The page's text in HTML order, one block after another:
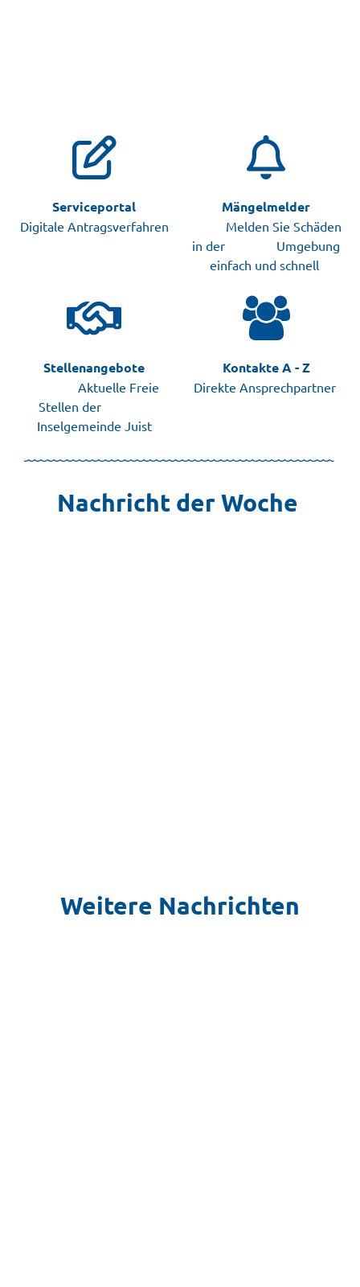
Serviceportal
Digitale Antragsverfahren
Mängelmelder
Melden Sie Schäden
in der Umgebung
einfach und schnell
Stellenangebote
Aktuelle Freie
Stellen der
Inselgemeinde Juist
Kontakte A - Z
Direkte Ansprechpartner
Nachricht der Woche
Weitere Nachrichten